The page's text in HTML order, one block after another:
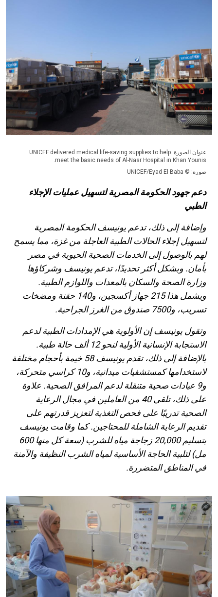
عنوان الصورة: UNICEF delivered medical life-saving supplies to help
meet the basic needs of Al-Nasr Hospital in Khan Younis.
صورة: © UNICEF/Eyad El Baba
دعم جهود الحكومة المصرية لتسهيل عمليات الإجلاء
الطبي
وإضافة إلى ذلك، تدعم يونيسف الحكومة المصرية
لتسهيل إجلاء الحالات الطبية العاجلة من غزة، مما يسمح
لهم بالوصول إلى الخدمات الصحية الحيوية في مصر
بأمان. وبشكل أكثر تحديدًا، تدعم يونيسف وشركاؤها
وزارة الصحة والسكان بالمعدات واللوازم الطبية.
ويشمل هذا 215 جهاز أكسجين، و140 حقنة ومضخات
تسريب، و7500 صندوق من الغرز الجراحية.
وتقول يونيسف إن الأولوية هي الإمدادات الطبية لدعم
الاستجابة الإنسانية الأولية لنحو 12 ألف حالة طبية.
بالإضافة إلى ذلك، تقدم يونيسف 58 خيمة بأحجام مختلفة
لاستخدامها كمستشفيات ميدانية، و10 كراسي متحركة،
و9 عيادات صحية متنقلة لدعم المرافق الصحية. علاوة
على ذلك، تلقى 40 من العاملين في مجال الرعاية
الصحية تدريبًا على فحص التغذية لتعزيز قدرتهم على
تقديم الرعاية الشاملة للمحتاجين. كما وقامت يونيسف
بتسليم 20,000 زجاجة مياه للشرب (سعة كل منها 600
مل) لتلبية الحاجة الأساسية لمياه الشرب النظيفة والآمنة
في المناطق المتضررة.